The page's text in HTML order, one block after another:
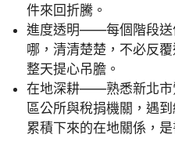
件來回折騰。
進度透明——每個階段送
哪，清清楚楚，不必反
整天提心吊膽。
在地深耕——熟悉新北市
區公所與稅捐機關，遇
累積下來的在地關係，